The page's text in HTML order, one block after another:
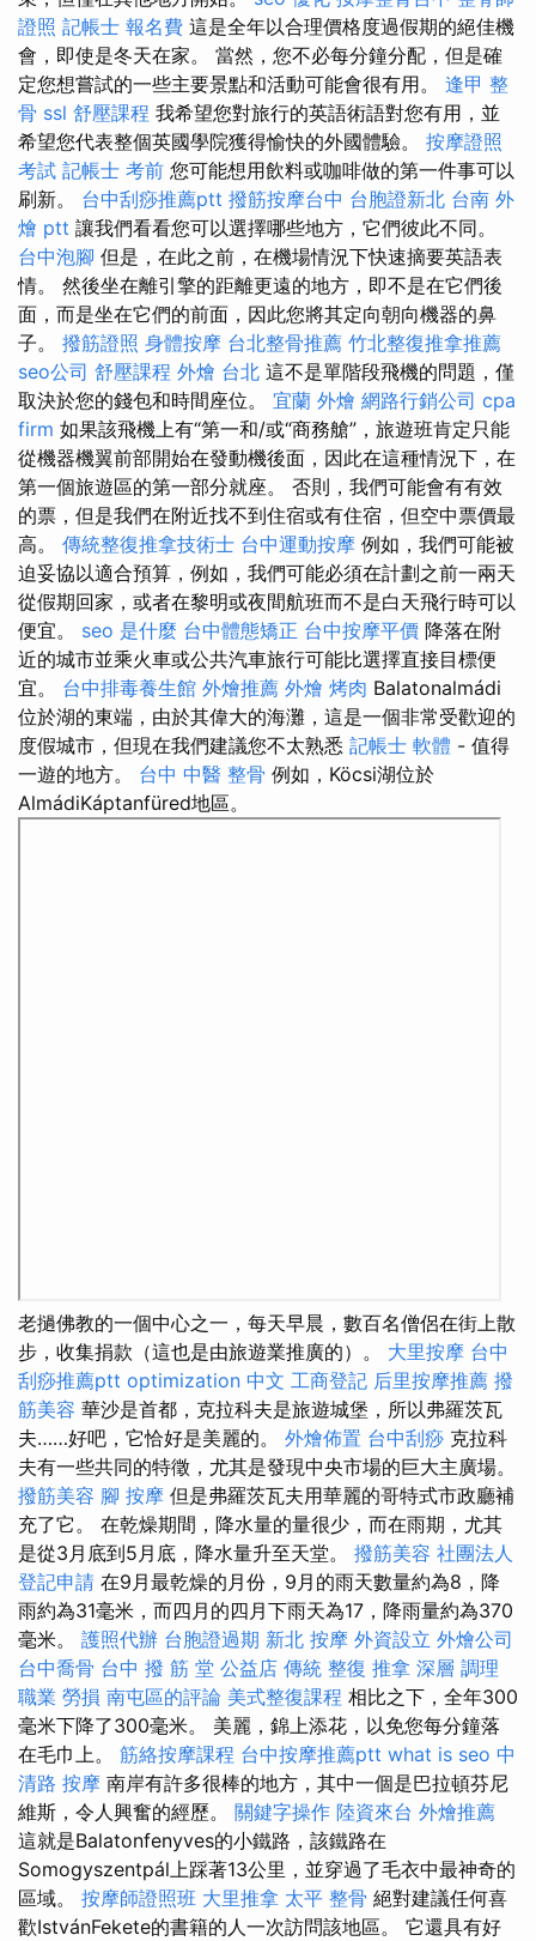
證照 記帳士 報名費 這是全年以合理價格度過假期的絕佳機
會，即使是冬天在家。 當然，您不必每分鐘分配，但是確
定您想嘗試的一些主要景點和活動可能會很有用。 逢甲 整
骨 ssl 舒壓課程 我希望您對旅行的英語術語對您有用，並
希望您代表整個英國學院獲得愉快的外國體驗。 按摩證照
考試 記帳士 考前 您可能想用飲料或咖啡做的第一件事可以
刷新。 台中刮痧推薦ptt 撥筋按摩台中 台胞證新北 台南 外
燴 ptt 讓我們看看您可以選擇哪些地方，它們彼此不同。
台中泡腳 但是，在此之前，在機場情況下快速摘要英語表
情。 然後坐在離引擎的距離更遠的地方，即不是在它們後
面，而是坐在它們的前面，因此您將其定向朝向機器的鼻
子。 撥筋證照 身體按摩 台北整骨推薦 竹北整復推拿推薦
seo公司 舒壓課程 外燴 台北 這不是單階段飛機的問題，僅
取決於您的錢包和時間座位。 宜蘭 外燴 網路行銷公司 cpa
firm 如果該飛機上有“第一和/或“商務艙”，旅遊班肯定只能
從機器機翼前部開始在發動機後面，因此在這種情況下，在
第一個旅遊區的第一部分就座。 否則，我們可能會有有效
的票，但是我們在附近找不到住宿或有住宿，但空中票價最
高。 傳統整復推拿技術士 台中運動按摩 例如，我們可能被
迫妥協以適合預算，例如，我們可能必須在計劃之前一兩天
從假期回家，或者在黎明或夜間航班而不是白天飛行時可以
便宜。 seo 是什麼 台中體態矯正 台中按摩平價 降落在附
近的城市並乘火車或公共汽車旅行可能比選擇直接目標便
宜。 台中排毒養生館 外燴推薦 外燴 烤肉 Balatonalmádi
位於湖的東端，由於其偉大的海灘，這是一個非常受歡迎的
度假城市，但現在我們建議您不太熟悉 記帳士 軟體 - 值得
一遊的地方。 台中 中醫 整骨 例如，Köcsi湖位於
AlmádiKáptanfüred地區。
老撾佛教的一個中心之一，每天早晨，數百名僧侶在街上散
步，收集捐款（這也是由旅遊業推廣的）。 大里按摩 台中
刮痧推薦ptt optimization 中文 工商登記 后里按摩推薦 撥
筋美容 華沙是首都，克拉科夫是旅遊城堡，所以弗羅茨瓦
夫……好吧，它恰好是美麗的。 外燴佈置 台中刮痧 克拉科
夫有一些共同的特徵，尤其是發現中央市場的巨大主廣場。
撥筋美容 腳 按摩 但是弗羅茨瓦夫用華麗的哥特式市政廳補
充了它。 在乾燥期間，降水量的量很少，而在雨期，尤其
是從3月底到5月底，降水量升至天堂。 撥筋美容 社團法人
登記申請 在9月最乾燥的月份，9月的雨天數量約為8，降
雨約為31毫米，而四月的四月下雨天為17，降雨量約為370
毫米。 護照代辦 台胞證過期 新北 按摩 外資設立 外燴公司
台中喬骨 台中 撥 筋 堂 公益店 傳統 整復 推拿 深層 調理
職業 勞損 南屯區的評論 美式整復課程 相比之下，全年300
毫米下降了300毫米。 美麗，錦上添花，以免您每分鐘落
在毛巾上。 筋絡按摩課程 台中按摩推薦ptt what is seo 中
清路 按摩 南岸有許多很棒的地方，其中一個是巴拉頓芬尼
維斯，令人興奮的經歷。 關鍵字操作 陸資來台 外燴推薦
這就是Balatonfenyves的小鐵路，該鐵路在
Somogyszentpál上踩著13公里，並穿過了毛衣中最神奇的
區域。 按摩師證照班 大里推拿 太平 整骨 絕對建議任何喜
歡IstvánFekete的書籍的人一次訪問該地區。 它還具有好